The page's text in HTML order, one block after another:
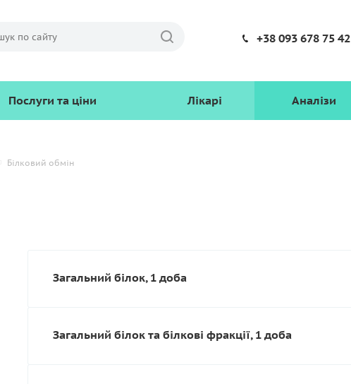
+38 093 678 75 42
Послуги та ціни Лікарі Аналізи
Білковий обмін
Загальний білок, 1 доба
Загальний білок та білкові фракції, 1 доба